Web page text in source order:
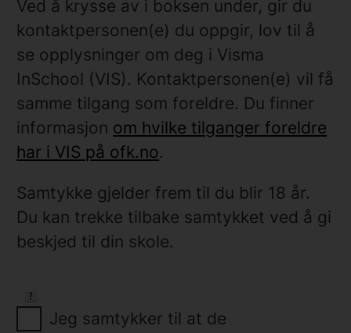
Ved å krysse av i boksen under, gir du
kontaktpersonen(e) du oppgir, lov til å
se opplysninger om deg i Visma
InSchool (VIS). Kontaktpersonen(e) vil få
samme tilgang som foreldre. Du finner
informasjon om hvilke tilganger foreldre
har i VIS på ofk.no.
Samtykke gjelder frem til du blir 18 år.
Du kan trekke tilbake samtykket ved å gi
beskjed til din skole.
Jeg samtykker til at de